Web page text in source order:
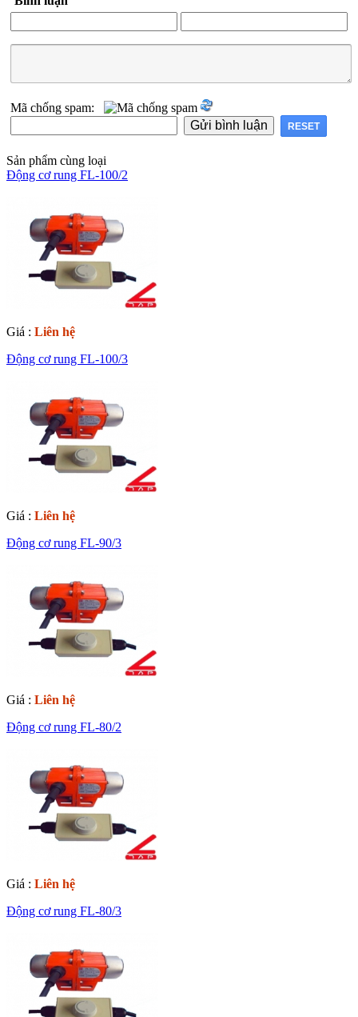
Mã chống spam:
Sản phẩm cùng loại
Động cơ rung FL-100/2
Giá : Liên hệ
Động cơ rung FL-100/3
Giá : Liên hệ
Động cơ rung FL-90/3
Giá : Liên hệ
Động cơ rung FL-80/2
Giá : Liên hệ
Động cơ rung FL-80/3